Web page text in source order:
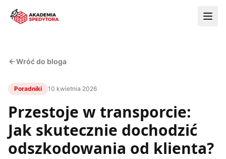
Wróć do bloga
Poradniki 10 kwietnia 2026
Przestoje w transporcie:
Jak skutecznie dochodzić
odszkodowania od klienta?